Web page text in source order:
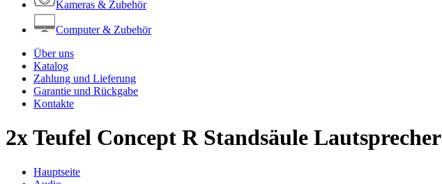
Kameras & Zubehör
Computer & Zubehör
Über uns
Katalog
Zahlung und Lieferung
Garantie und Rückgabe
Kontakte
2x Teufel Concept R Standsäule Lautsprecher
Hauptseite